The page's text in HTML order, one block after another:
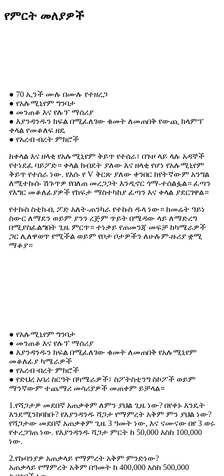
የምርት መለያዎች
● 70 ኢንች ሙሉ በሙሉ የተዘረጋ
● የአሉሚኒየም ግንባታ
● መንጠቆ እና የሉፕ ማሰሪያ
● እያንዳንዱን ክፍል በሚፈለገው ቁመት ለመጠበቅ የውጪ ክላምፕ
ቀላል የመቆለፍ ዘዴ
● የአረብ ብረት ምክሮች
ከቀላል እና ዘላቂ የአሉሚኒየም ቅይጥ የተሰራ፣ በጉዞ ላይ ላሉ አዳኞች
የተነደፈ ባይፖድ። ቀላል ክብደት ያለው እና ዘላቂ የሆነ የአሉሚኒየም
ቅይጥ የተሰራ ነው. የእሱ የ V ቅርጽ ያለው ቀንበር ከየትኛውም አንግል
ለሚተኩሱ ሽጉጥዎ የበለጠ መረጋጋት እንዲኖር ጎማ-ተሰልፏል። ፈጣን
የእግር መቆለፊያዎች የከፍታ ማስተካከያ ፈጣን እና ቀላል ያደርገዋል።
የተኩስ ስቲክ-ቢ ፖድ አለት-ጠንካራ የተኩስ ዱላ ነው። ከመሬት ዓይነ
ስውር ለማደን ወይም ያንን ረጅም ጥይት በሜዳው ላይ ለማድረግ
በሚያስፈልግበት ጊዜ ምርጥ። ተነቃይ የጠመንጃ መፍቻ ከካሜራዎች
ጋር ሊለዋወጥ የሚችል ወይም የቦታ ቦታዎችን ለሁሉም-ዙሪያ ቋሚ
ማቆያ።
● የአሉሚኒየም ግንባታ
● መንጠቆ እና የሉፕ ማሰሪያ
● እያንዳንዱን ክፍል በሚፈለገው ቁመት ለመጠበቅ የአሉሚኒየም
መቆለፊያ ካሜራዎች
● የአረብ ብረት ምክሮች
● የድህረ አባሪ ስርዓት በካሜራዎች፣ ስፖትስቲንግ ስኮፖች ወይም
ማንኛውም ተጨማሪ መሳሪያዎች መጠቀም ይቻላል።
1.የሻጋታዎ መደበኛ አጠቃቀም ለምን ያህል ጊዜ ነው? በየቀኑ እንዴት
እንደሚንከባከቡ? የእያንዳንዱ ሻጋታ የማምረት አቅም ምን ያህል ነው?
የሻጋታው መደበኛ አጠቃቀም ጊዜ 3 ዓመት ነው, እና ናሙናው በየ 3 ወሩ
የተረጋገጠ ነው. የእያንዳንዱ ሻጋታ ምርት ከ 50,000 እስከ 100,000
ነው.
2.የኩባንያዎ አጠቃላይ የማምረት አቅም ምንድነው?
አጠቃላይ የማምረት አቅም በዓመት ከ 400,000 እስከ 500,000